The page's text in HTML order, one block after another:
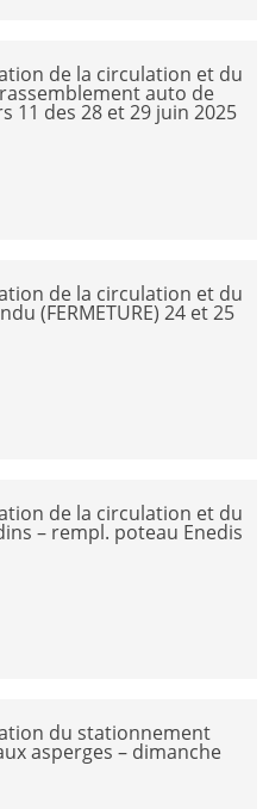
de la circulation et du
auto de
11 des 28 et 29 juin 2025
de la circulation et du
(FERMETURE) 24 et 25
de la circulation et du
– rempl. poteau Enedis
du stationnement
asperges – dimanche